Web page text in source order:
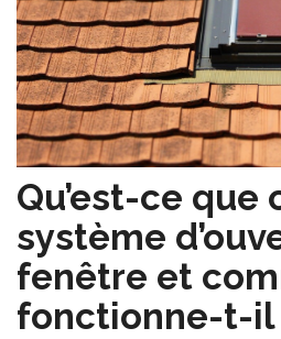
Qu’est-ce que
système
fenêtre et
fonctionne-t-il